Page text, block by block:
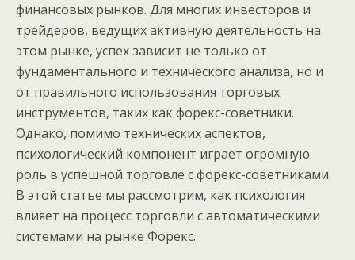
финансовых рынков. Для многих инвесторов и
трейдеров, ведущих активную деятельность на
этом рынке, успех зависит не только от
фундаментального и технического анализа, но и
от правильного использования торговых
инструментов, таких как форекс-советники.
Однако, помимо технических аспектов,
психологический компонент играет огромную
роль в успешной торговле с форекс-советниками.
В этой статье мы рассмотрим, как психология
влияет на процесс торговли с автоматическими
системами на рынке Форекс.